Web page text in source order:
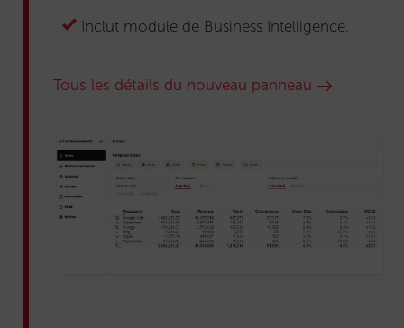
Inclut module de Business Intelligence.
Tous les détails du nouveau panneau